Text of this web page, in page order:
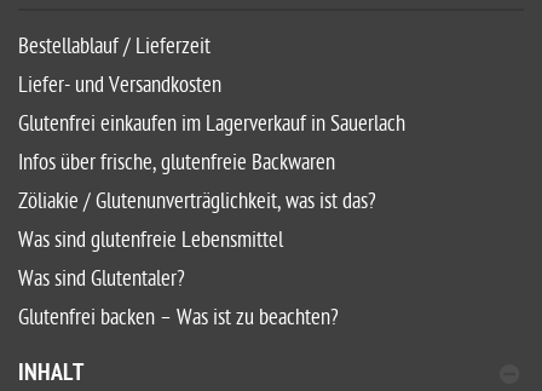
Bestellablauf / Lieferzeit
Liefer- und Versandkosten
Glutenfrei einkaufen im Lagerverkauf in Sauerlach
Infos über frische, glutenfreie Backwaren
Zöliakie / Glutenunverträglichkeit, was ist das?
Was sind glutenfreie Lebensmittel
Was sind Glutentaler?
Glutenfrei backen – Was ist zu beachten?
INHALT